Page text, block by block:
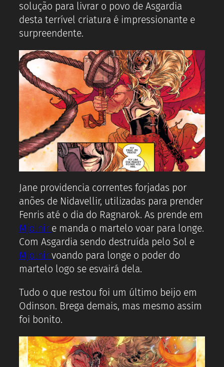
solução para livrar o povo de Asgardia
desta terrível criatura é impressionante e
surpreendente.
Jane providencia correntes forjadas por
anões de Nidavellir, utilizadas para prender
Fenris até o dia do Ragnarok. As prende em
Mjolnir e manda o martelo voar para longe.
Com Asgardia sendo destruída pelo Sol e
Mjolnir voando para longe o poder do
martelo logo se esvairá dela.
Tudo o que restou foi um último beijo em
Odinson. Brega demais, mas mesmo assim
foi bonito.